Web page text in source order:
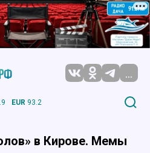
...
EUR 93.2
в Кирове. Мемы